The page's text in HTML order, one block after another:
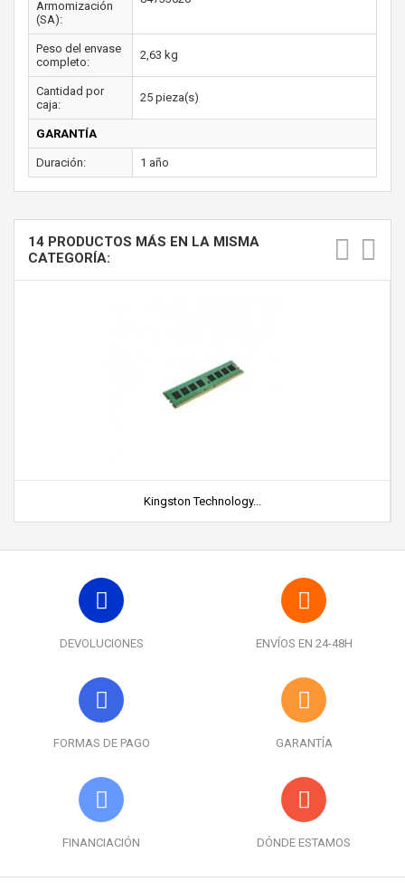
Armomización
(SA):
Peso del envase
completo:
2,63 kg
Cantidad por
caja:
25 pieza(s)
GARANTÍA
Duración: 1 año
14 PRODUCTOS MÁS EN LA MISMA
CATEGORÍA:
Kingston Technology...
DEVOLUCIONES ENVÍOS EN 24-48H
FORMAS DE PAGO GARANTÍA
FINANCIACIÓN DÓNDE ESTAMOS